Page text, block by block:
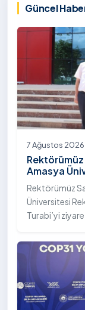
Güncel
7 Ağustos 2026
Amasya
Rektörümüz
Üniversitesi
Turabi’yi
Yardımcısı